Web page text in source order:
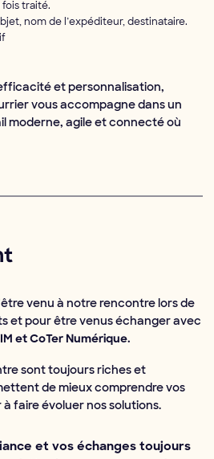
traité.
nom de l’expéditeur, destinataire.
et personnalisation,
vous accompagne dans un
moderne, agile et connecté où
venu à notre rencontre lors de
et pour être venus échanger avec
et CoTer Numérique.
sont toujours riches et
de mieux comprendre vos
faire évoluer nos solutions.
et vos échanges toujours